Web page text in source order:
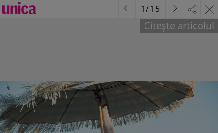
Citește articolul
1 /15